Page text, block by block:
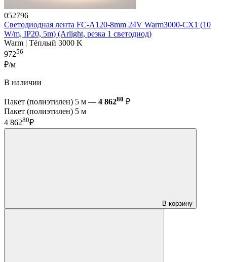
052796
Светодиодная лента FC-A120-8mm 24V Warm3000-CX1 (10
W/m, IP20, 5m) (Arlight, резка 1 светодиод)
Warm | Тёплый 3000 K
97256
₽/м
В наличии
Пакет (полиэтилен) 5 м — 4 86280 ₽
Пакет (полиэтилен) 5 м
4 86280₽
В корзину